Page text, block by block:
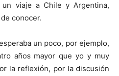
viaje a Chile y Argentina,
conocer.
un poco, por ejemplo,
años mayor que yo y muy
la reflexión, por la discusión